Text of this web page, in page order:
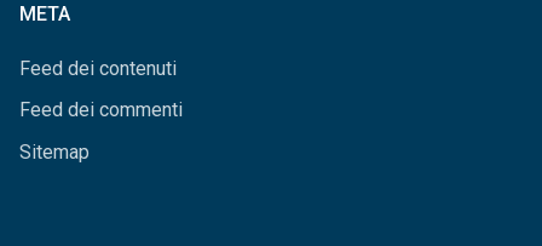
META
Feed dei contenuti
Feed dei commenti
Sitemap